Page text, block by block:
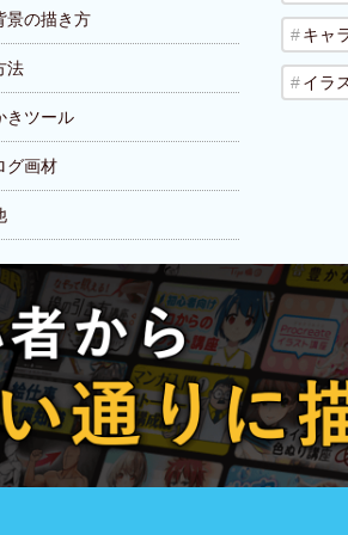
景の描き方
法
きツール
グ画材
キャ
イラ